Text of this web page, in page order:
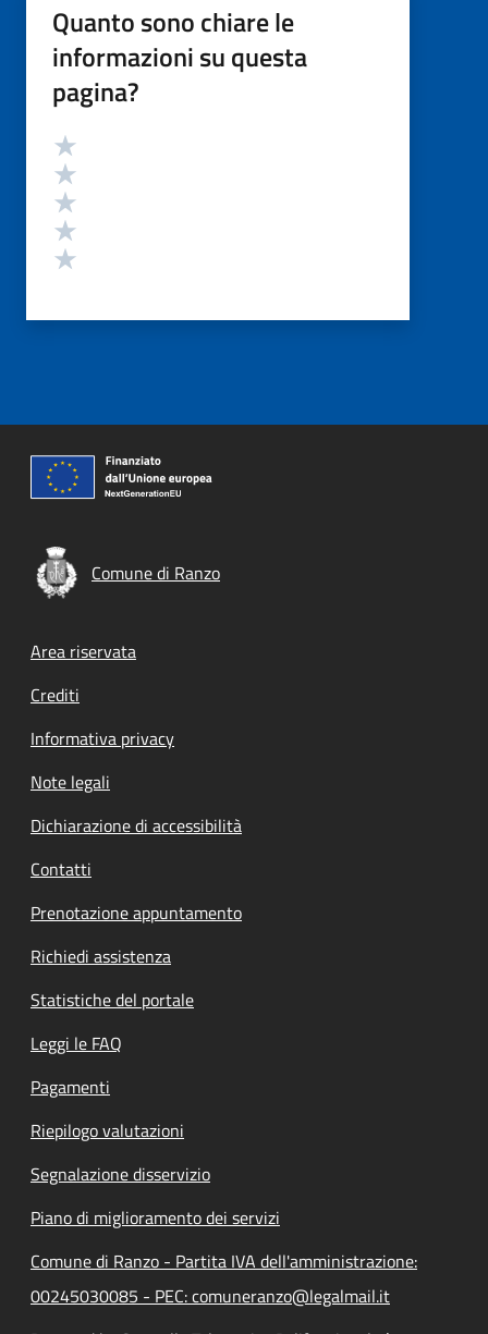
Quanto sono chiare le
informazioni su questa
pagina?
Valutazione
Comune di Ranzo
Footer menu
Area riservata
Crediti
Informativa privacy
Note legali
Dichiarazione di accessibilità
Contatti
Prenotazione appuntamento
Richiedi assistenza
Statistiche del portale
Leggi le FAQ
Pagamenti
Riepilogo valutazioni
Segnalazione disservizio
Piano di miglioramento dei servizi
Comune di Ranzo - Partita IVA dell'amministrazione:
00245030085 - PEC: comuneranzo@legalmail.it